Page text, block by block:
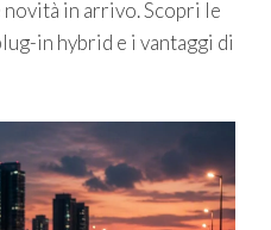
in arrivo. Scopri le
in hybrid e i vantaggi di